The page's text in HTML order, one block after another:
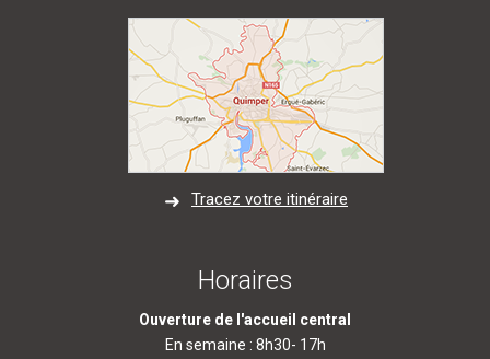
Tracez votre itinéraire
Horaires
Ouverture de l'accueil central
En semaine : 8h30- 17h